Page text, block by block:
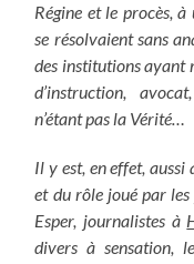
Régine et le procès,
se résolvaient sans
des institutions ayant
d’instruction,
n’étant pas la Vérité…
Il y est, en effet,
et du rôle joué par
Esper, journalistes à
divers à sensation,